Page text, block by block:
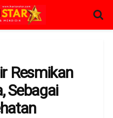
Resmikan
Sebagai